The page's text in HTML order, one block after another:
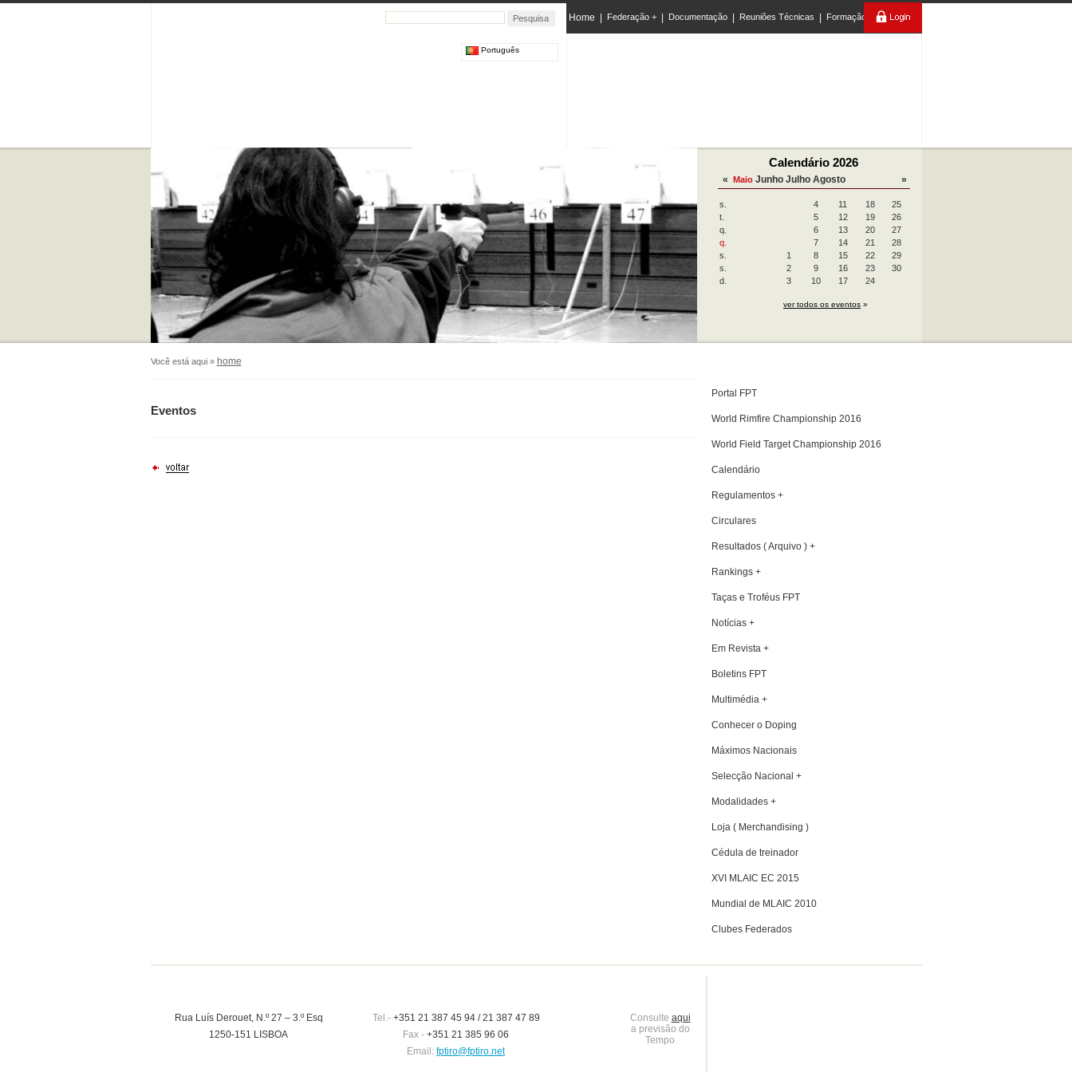
Home Federação + Documentação Reuniões Técnicas Formação
Português
Calendário 2026
« Maio Junho Julho Agosto »
s.
t.
q.
q.
s.
s.
d.
4 11 18
25
5
12 19
26
6
13 20
27
7
14 21
28
1
8 15 22
29
2
9 16 23
30
3
10 17 24
ver todos os eventos »
Você está aqui » home
Eventos
Portal FPT
World Rimfire Championship 2016
World Field Target Championship 2016
Calendário
Regulamentos +
Circulares
Resultados ( Arquivo ) +
Rankings +
Taças e Troféus FPT
Notícias +
Em Revista +
Boletins FPT
Multimédia +
Conhecer o Doping
Máximos Nacionais
Selecção Nacional +
Modalidades +
Loja ( Merchandising )
Cédula de treinador
XVI MLAIC EC 2015
Mundial de MLAIC 2010
Clubes Federados
Rua Luís Derouet, N.º 27 – 3.º Esq
1250-151 LISBOA
Tel.-+351 21 387 45 94 / 21 387 47 89
Fax - +351 21 385 96 06
Email: fptiro@fptiro.net
Consulte aqui
a previsão do
Tempo